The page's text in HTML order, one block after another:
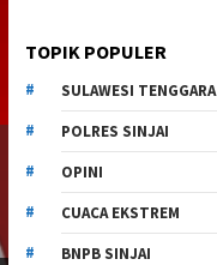
DEMA
Ormawa,
TOPIK POPULER
SULAWESI TENGGARA
POLRES SINJAI
OPINI
CUACA EKSTREM
BNPB SINJAI